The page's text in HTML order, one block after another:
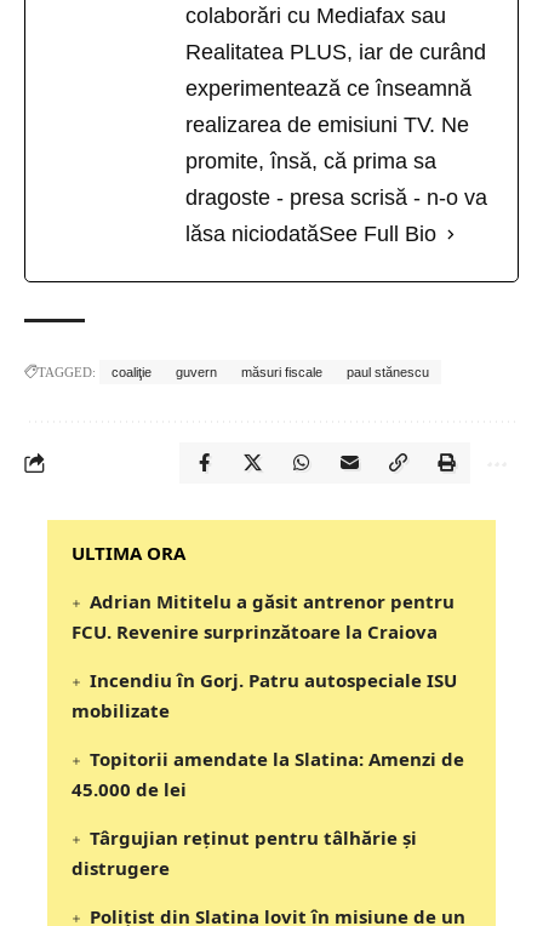
colaborări cu Mediafax sau
Realitatea PLUS, iar de curând
experimentează ce înseamnă
realizarea de emisiuni TV. Ne
promite, însă, că prima sa
dragoste - presa scrisă - n-o va
lăsa niciodatăSee Full Bio
TAGGED: coaliţie guvern măsuri fiscale paul stănescu
‎‎‎‎‎‎‎ULTIMA ORA
Adrian Mititelu a găsit antrenor pentru
FCU. Revenire surprinzătoare la Craiova
Incendiu în Gorj. Patru autospeciale ISU
mobilizate
Topitorii amendate la Slatina: Amenzi de
45.000 de lei
Târgujian reținut pentru tâlhărie și
distrugere
Polițist din Slatina lovit în misiune de un